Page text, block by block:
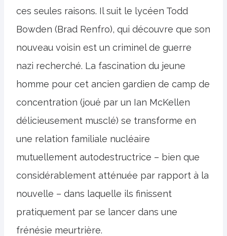
ces seules raisons. Il suit le lycéen Todd
Bowden (Brad Renfro), qui découvre que son
nouveau voisin est un criminel de guerre
nazi recherché. La fascination du jeune
homme pour cet ancien gardien de camp de
concentration (joué par un Ian McKellen
délicieusement musclé) se transforme en
une relation familiale nucléaire
mutuellement autodestructrice – bien que
considérablement atténuée par rapport à la
nouvelle – dans laquelle ils finissent
pratiquement par se lancer dans une
frénésie meurtrière.